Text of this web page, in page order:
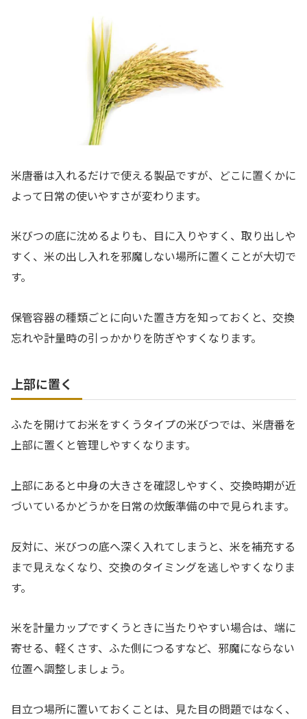
米唐番は入れるだけで使える製品ですが、どこに置くかに
よって日常の使いやすさが変わります。
米びつの底に沈めるよりも、目に入りやすく、取り出しや
すく、米の出し入れを邪魔しない場所に置くことが大切で
す。
保管容器の種類ごとに向いた置き方を知っておくと、交換
忘れや計量時の引っかかりを防ぎやすくなります。
上部に置く
ふたを開けてお米をすくうタイプの米びつでは、米唐番を
上部に置くと管理しやすくなります。
上部にあると中身の大きさを確認しやすく、交換時期が近
づいているかどうかを日常の炊飯準備の中で見られます。
反対に、米びつの底へ深く入れてしまうと、米を補充する
まで見えなくなり、交換のタイミングを逃しやすくなりま
す。
米を計量カップですくうときに当たりやすい場合は、端に
寄せる、軽くさす、ふた側につるすなど、邪魔にならない
位置へ調整しましょう。
目立つ場所に置いておくことは、見た目の問題ではなく、